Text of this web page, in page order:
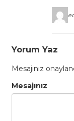
Yorum Yaz
Mesajınız
Mesajınız